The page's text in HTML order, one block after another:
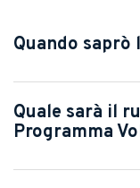
Quando saprò
Quale sarà il
Programma